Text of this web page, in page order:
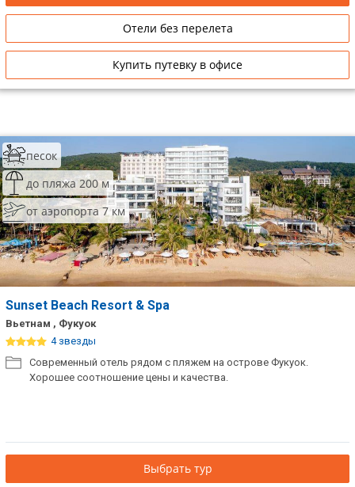
Отели без перелета
Купить путевку в офисе
песок
до пляжа 200 м
от аэропорта 7 км
Sunset Beach Resort & Spa
Вьетнам , Фукуок
4 звезды
Современный отель рядом с пляжем на острове Фукуок.
Хорошее соотношение цены и качества.
Выбрать тур